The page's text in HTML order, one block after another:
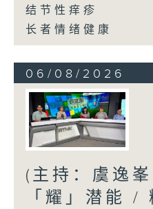
结节性痒疹
长者情绪健康
06/08/2026
(主持：虞逸
「耀」潜能 /